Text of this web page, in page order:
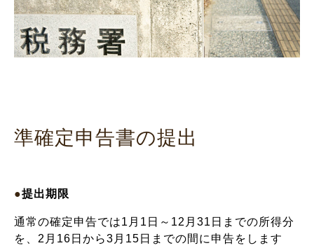
準確定申告書の提出
●提出期限
通常の確定申告では1月1日～12月31日までの所得分
を、2月16日から3月15日までの間に申告をします